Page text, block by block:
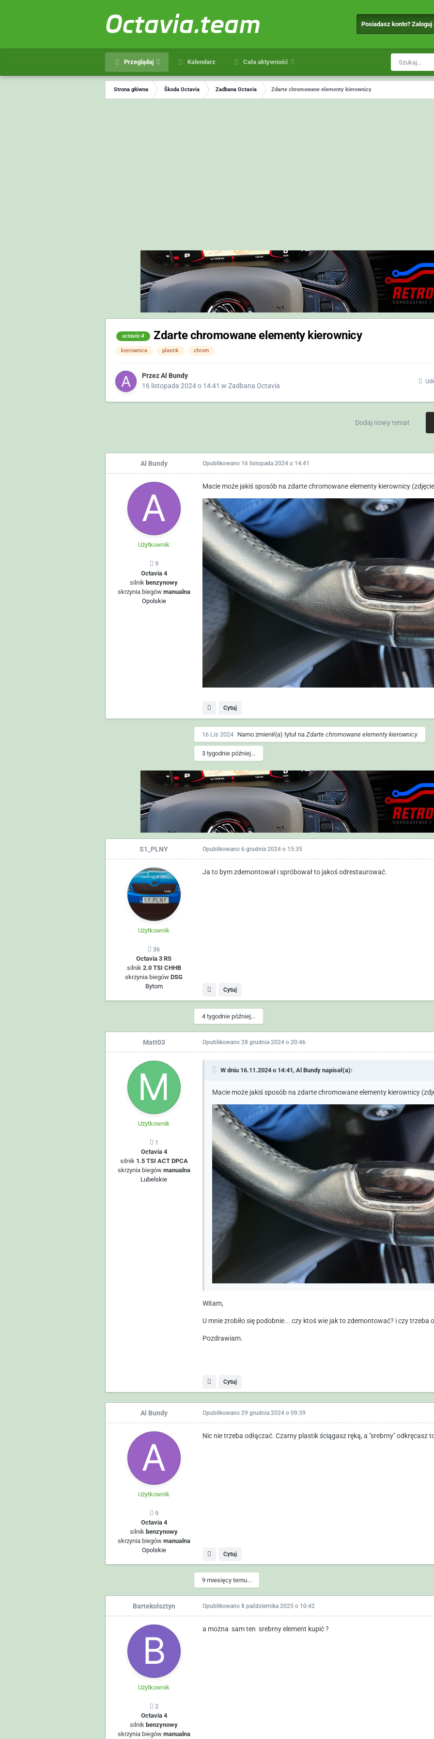
Octavia.team Posiadasz konto?
Przeglądaj Kalendarz Cała aktywność
Strona główna Škoda Octavia Zadbana Octavia Zdarte chromowane elementy kierownicy
octavia 4 Zdarte chromowane elementy kierownicy
kierownica plastik chrom
PrzezAl Bundy
16 listopada 2024 o 14:41 w Zadbana Octavia
Dodaj nowy temat
Al Bundy
Użytkownik
9
Octavia 4
silnikbenzynowy
skrzynia biegów manualna
Opolskie
Opublikowano 16 listopada 2024 o 14:41
Macie może jakiś sposób na zdarte chromowane elementy kierownicy
Cytuj
16 Lis 2024 Namozmienił(a) tytuł na Zdarte chromowane elementy kierownicy
3 tygodnie później...
S1_PLNY
Użytkownik
36
Octavia 3 RS
silnik 2.0 TSI CHHB
skrzynia biegówDSG
Bytom
Opublikowano 6 grudnia 2024 o 15:35
Ja to bym zdemontował i spróbował to jakoś odrestaurować.
Cytuj
4 tygodnie później...
Matt03
Użytkownik
1
Octavia 4
silnik 1.5 TSI ACT DPCA
skrzynia biegów manualna
Lubelskie
Opublikowano 28 grudnia 2024 o 20:46
W dniu 16.11.2024 o 14:41, Al Bundynapisał(a):
Macie może jakiś sposób na zdarte chromowane elementy kierownicy
Witam,
U mnie zrobiło się podobnie... czy ktoś wie jak to zdemontować? i czy trzeba
Pozdrawiam.
Cytuj
Al Bundy
Użytkownik
9
Octavia 4
silnik benzynowy
skrzynia biegów manualna
Opolskie
Opublikowano 29 grudnia 2024 o 09:39
Nic nie trzeba odłączać. Czarny plastik ściągasz ręką, a "srebrny" odkręcasz
Cytuj
9 miesięcy temu...
Bartekolsztyn
Użytkownik
2
Octavia 4
silnik benzynowy
skrzynia biegów manualna
Opublikowano 8 października 2025 o 10:42
a można sam ten srebrny element kupić ?